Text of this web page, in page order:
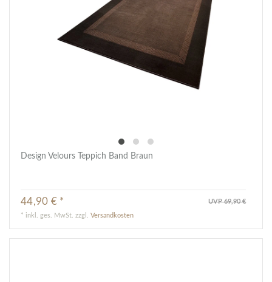
Design Velours Teppich Band Braun
UVP 69,90 €
44,90 € *
* inkl. ges. MwSt. zzgl.Versandkosten